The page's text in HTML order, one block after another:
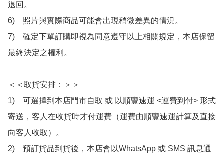
退回。
6)　照片與實際商品可能會出現稍微差異的情況。
7)　確定下單訂購即視為同意遵守以上相關規定，本店保留
最終決定之權利。
＜＜取貨安排：＞＞
1)　可選擇到本店門市自取 或 以順豐速運 <運費到付> 形式
寄送，客人在收貨時才付運費（運費由順豐速運計算及直接
向客人收取）。
2)　預訂貨品到貨後，本店會以WhatsApp 或 SMS 訊息通